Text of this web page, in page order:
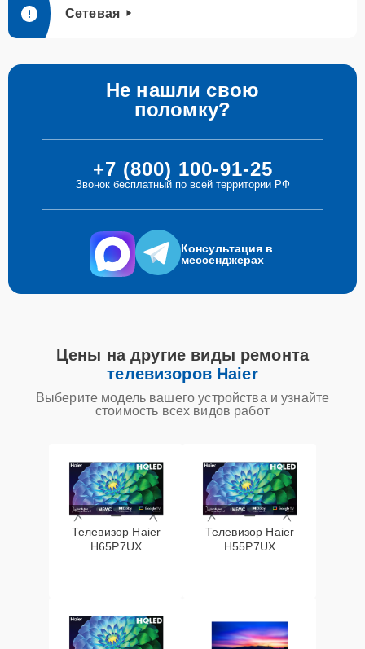
Сетевая
Не нашли свою
поломку?
+7 (800) 100-91-25
Звонок бесплатный по всей территории РФ
Консультация в
мессенджерах
Цены на другие виды ремонта
телевизоров Haier
Выберите модель вашего устройства и узнайте
стоимость всех видов работ
Телевизор Haier
H65P7UX
Телевизор Haier
H55P7UX